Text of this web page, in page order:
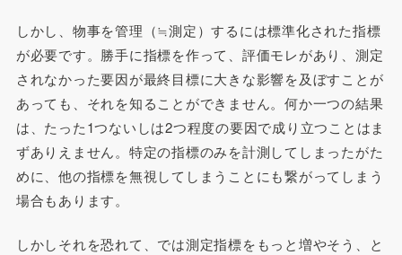
しかし、物事を管理（≒測定）するには標準化された指標
が必要です。勝手に指標を作って、評価モレがあり、測定
されなかった要因が最終目標に大きな影響を及ぼすことが
あっても、それを知ることができません。何か一つの結果
は、たった1つないしは2つ程度の要因で成り立つことはま
ずありえません。特定の指標のみを計測してしまったがた
めに、他の指標を無視してしまうことにも繋がってしまう
場合もあります。
しかしそれを恐れて、では測定指標をもっと増やそう、と